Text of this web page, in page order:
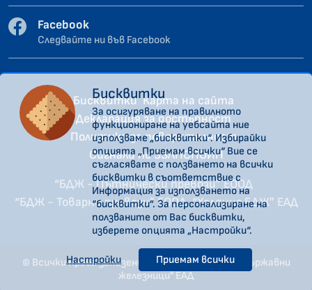
Facebook
Следвайте ни във Facebook
Бисквитки Карта на сайта
Декларация за достъпност
Политика за поверителност
Сигнали по ЗЗЛПСПОИН
“БДЖ - Пътнически превози” ЕООД
“БДЖ - Товарни превози” ЕООД “Холдинг БДЖ” ЕАД
© Всички права запазени. "Холдинг Български държавни
железници" ЕАД
Бисквитки
За осигуряване на правилното
функциониране на уебсайта ние
използваме „бисквитки“. Избирайки
опцията „Приемам всички“ Вие се
съгласявате с ползването на всички
бисквитки в съответствие с
Информация за използването на
“бисквитки”. За персонализиране на
ползваните от Вас бисквитки,
изберете опцията „Настройки“.
Настройки Приемам всички